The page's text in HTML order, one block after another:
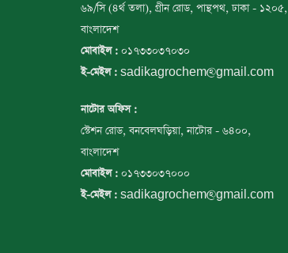
৬৯/সি (৪র্থ তলা), গ্রীন রোড, পান্থপথ, ঢাকা - ১২০৫,
বাংলাদেশ
মোবাইল : ০১৭৩৩০৩৭০৩০
ই-মেইল : sadikagrochem@gmail.com
নাটোর অফিস :
স্টেশন রোড, বনবেলঘড়িয়া, নাটোর - ৬৪০০,
বাংলাদেশ
মোবাইল : ০১৭৩৩০৩৭০০০
ই-মেইল : sadikagrochem@gmail.com